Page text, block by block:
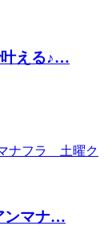
える♪…
ンマナ…